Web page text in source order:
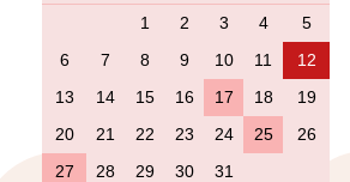
1 2 3 4
5
6
7 8 9 10 11
12
13
14 15 16 17 18
19
20
21 22 23 24 25
26
27
28 29 30 31